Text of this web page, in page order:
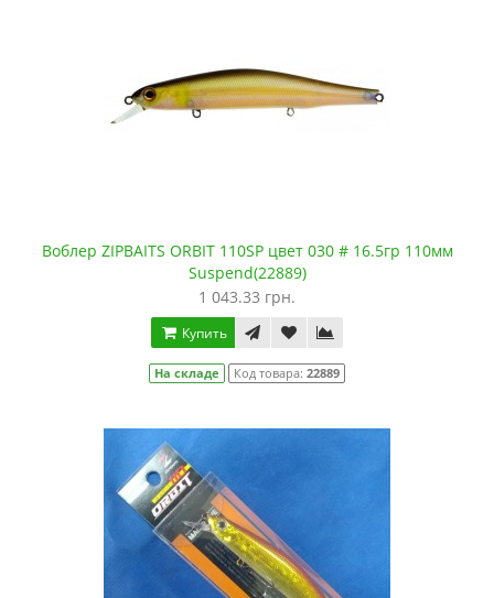
Воблер ZIPBAITS ORBIT 110SP цвет 030 # 16.5гр 110мм
Suspend(22889)
1 043.33 грн.
Купить
На складе Код товара: 22889